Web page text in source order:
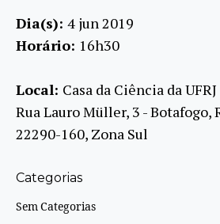
Dia(s): 4 jun 2019
Horário: 16h30
Local: Casa da Ciência da UFRJ
Rua Lauro Müller, 3 - Botafogo,
22290-160, Zona Sul
Categorias
Sem Categorias